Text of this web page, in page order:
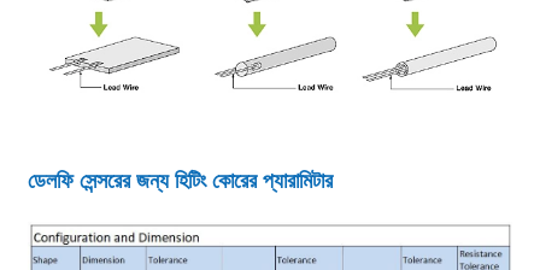
ডেলফি সেন্সরের জন্য হিটিং কোরের প্যারামিটার